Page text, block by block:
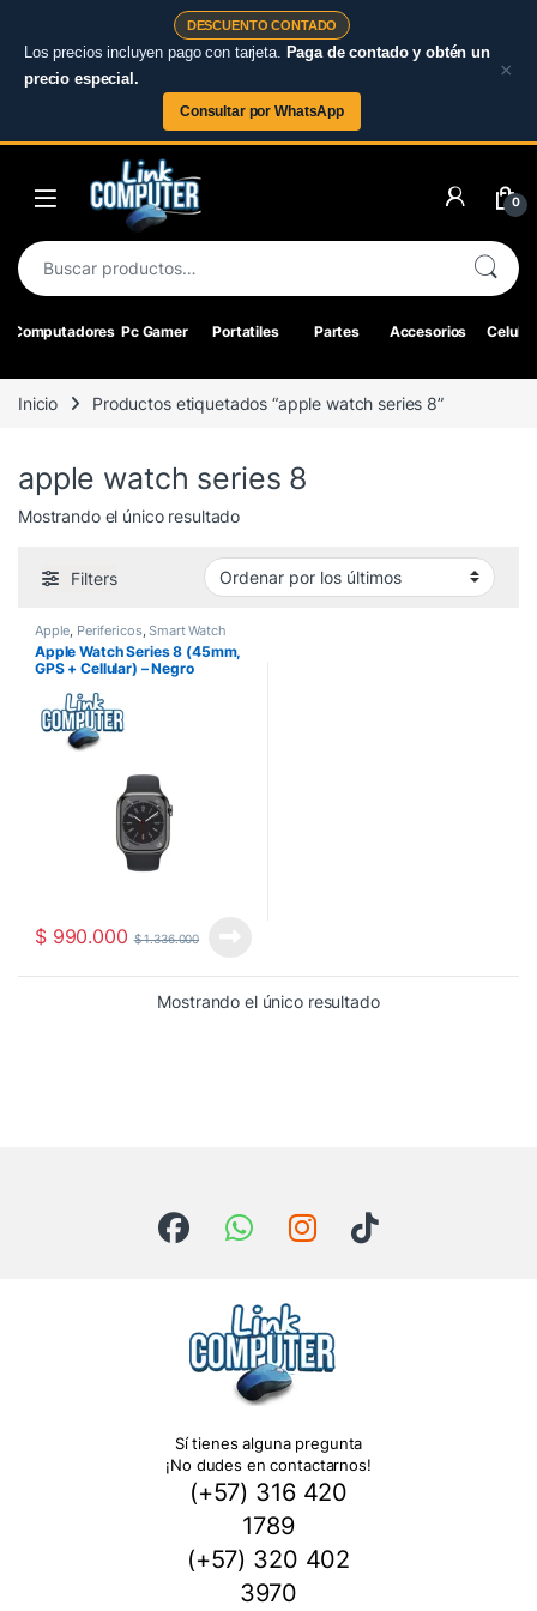
DESCUENTO CONTADO
Los precios incluyen pago con tarjeta. Paga de contado y obtén un
precio especial.
Consultar por WhatsApp
×
Skip to navigation
0
Buscar por:
Computadores Pc Gamer Portatiles Partes Accesorios
Inicio Productos etiquetados “apple watch series 8”
apple watch series 8
Mostrando el único resultado
Filters
Apple Perifericos ,Smart Watch
Apple Watch Series 8 (45mm,
GPS + Cellular) – Negro
$990.000 $1.336.000
Mostrando el único resultado
Sí tienes alguna pregunta
¡No dudes en contactarnos!
(+57) 316 420
1789
(+57) 320 402
3970